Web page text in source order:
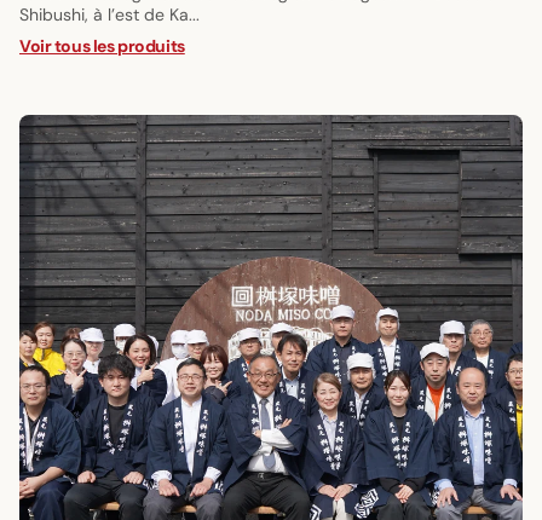
Shibushi, à l’est de Ka...
Voir tous les produits